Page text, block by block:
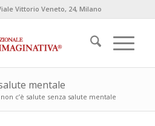
Vittorio Veneto, 24, Milano
mentale
non c’è salute senza salute mentale